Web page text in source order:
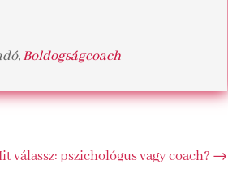
,Boldogságcoach
válassz: pszichológus vagy coach? →